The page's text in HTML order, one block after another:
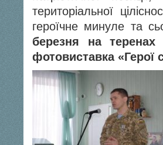
територіальної
героїчне минуле та
березня на
фотовиставка «Герої